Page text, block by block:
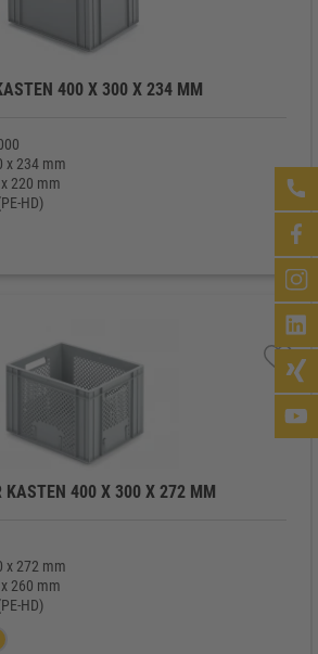
400 X 300 X 234 MM
x 234 mm
220 mm
HD)
KASTEN 400 X 300 X 272 MM
x 272 mm
260 mm
HD)